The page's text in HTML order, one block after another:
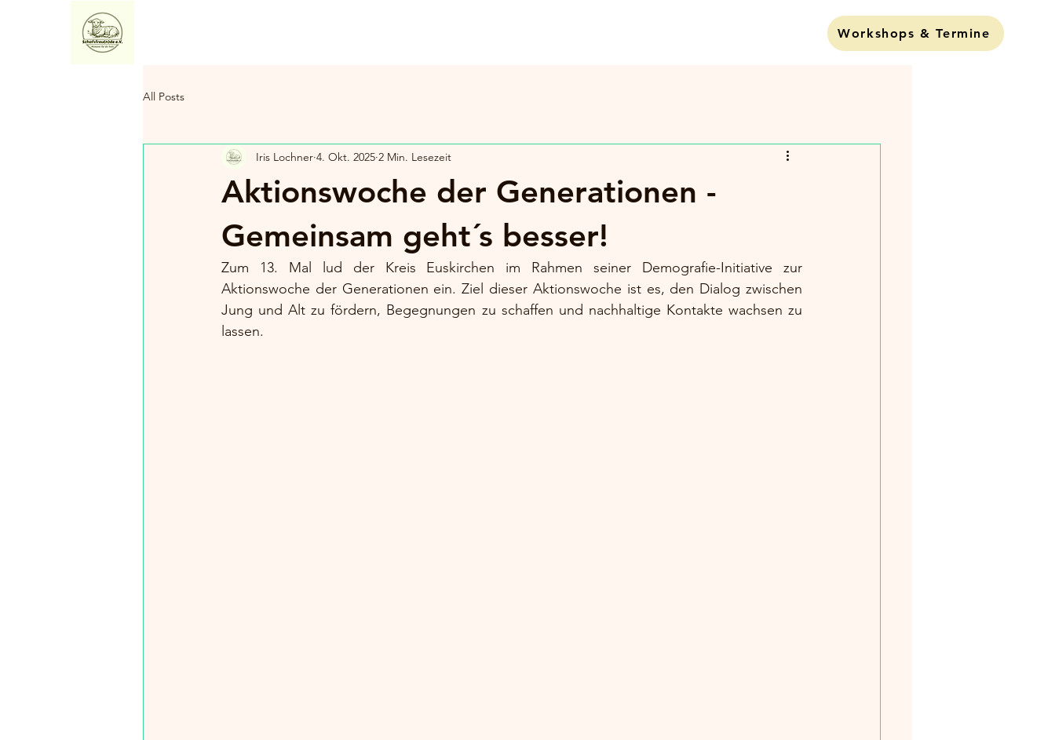
Workshops & Termine
All Posts
Aktionswoche der Generationen -
Gemeinsam geht´s besser!
Iris Lochner 4. Okt. 2025 2 Min. Lesezeit
Zum 13. Mal lud der Kreis Euskirchen im Rahmen seiner Demografie-Initiative zur
Aktionswoche der Generationen ein. Ziel dieser Aktionswoche ist es, den Dialog zwischen
Jung und Alt zu fördern, Begegnungen zu schaffen und nachhaltige Kontakte wachsen zu
lassen.